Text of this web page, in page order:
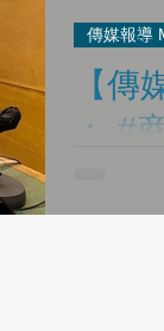
【
： #商業電台 #有誰共鳴 #
傳媒報導